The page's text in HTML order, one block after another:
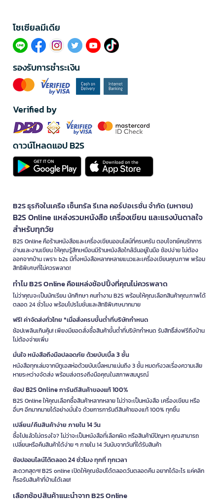
โซเซียลมีเดีย​
รองรับการชำระเงิน
Verified by
ดาวน์โหลดแอป B2S
B2S ธุรกิจในเครือ เซ็นทรัล รีเทล คอร์ปอเรชั่น จำกัด (มหาชน)
B2S Online แหล่งรวมหนังสือ เครื่องเขียน และแรงบันดาลใจ
สำหรับทุกวัย
B2S Online คือร้านหนังสือและเครื่องเขียนออนไลน์ที่ครบครัน ตอบโจทย์คนรักการ
อ่านและงานเขียน ให้คุณรู้สึกเหมือนมีร้านหนังสือใกล้ฉันอยู่ในมือ ช้อปง่าย ไม่ต้อง
ออกจากบ้าน เพราะ b2s มีทั้งหนังสือหลากหลายแนวและเครื่องเขียนคุณภาพ พร้อม
สิทธิพิเศษที่ไม่ควรพลาด!
ทำไม B2S Online คือแหล่งช้อปปิ้งที่คุณไม่ควรพลาด
ไม่ว่าคุณจะเป็นนักเรียน นักศึกษา คนทำงาน B2S พร้อมให้คุณเลือกสินค้าคุณภาพได้
ตลอด 24 ชั่วโมง พร้อมโปรโมชั่นและสิทธิพิเศษมากมาย
ฟรี! ค่าจัดส่งทั่วไทย *เมื่อสั่งครบขั้นต่ำที่บริษัทกำหนด
ช้อปเพลินเกินคุ้ม! เพียงมียอดสั่งซื้อสินค้าขั้นต่ำที่บริษัทกำหนด รับสิทธิ์ส่งฟรีถึงบ้าน
ไม่ต้องจ่ายเพิ่ม
มั่นใจ หนังสือถึงมือปลอดภัย ด้วยบับเบิ้ล 3 ชั้น
หนังสือทุกเล่มจากบีทูเอสห่อด้วยบับเบิ้ลหนาแน่นถึง 3 ชั้น หมดกังวลเรื่องความเสีย
หายระหว่างจัดส่ง พร้อมส่งตรงถึงมือคุณในสภาพสมบูรณ์
ช้อป B2S Online การันตีสินค้าของแท้ 100%
B2S Online ให้คุณเลือกซื้อสินค้าหลากหลาย ไม่ว่าจะเป็นหนังสือ เครื่องเขียน หรือ
อื่นๆ อีกมากมายได้อย่างมั่นใจ ด้วยการการันตีสินค้าของแท้ 100% ทุกชิ้น
เปลี่ยน/คืนสินค้าง่าย ภายใน 14 วัน
ซื้อไปแล้วไม่ตรงใจ? ไม่ว่าจะเป็นหนังสือที่เลือกผิด หรือสินค้ามีปัญหา คุณสามารถ
เปลี่ยนหรือคืนสินค้าได้ง่าย ๆ ภายใน 14 วันนับจากวันที่ได้รับสินค้า
ช้อปออนไลน์ได้ตลอด 24 ชั่วโมง ทุกที่ ทุกเวลา
สะดวกสุดๆ! B2S online เปิดให้คุณช้อปได้ตลอดวันตลอดคืน อยากได้อะไร แค่คลิก
ก็รอรับสินค้าที่บ้านได้เลย!
เลือกช้อปสินค้าแนะนำจาก B2S Online